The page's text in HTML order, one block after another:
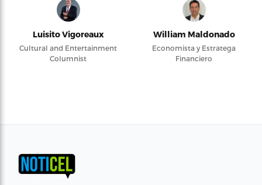
Luisito Vigoreaux
Cultural and Entertainment
Columnist
William Maldonado
Economista y Estratega
Financiero